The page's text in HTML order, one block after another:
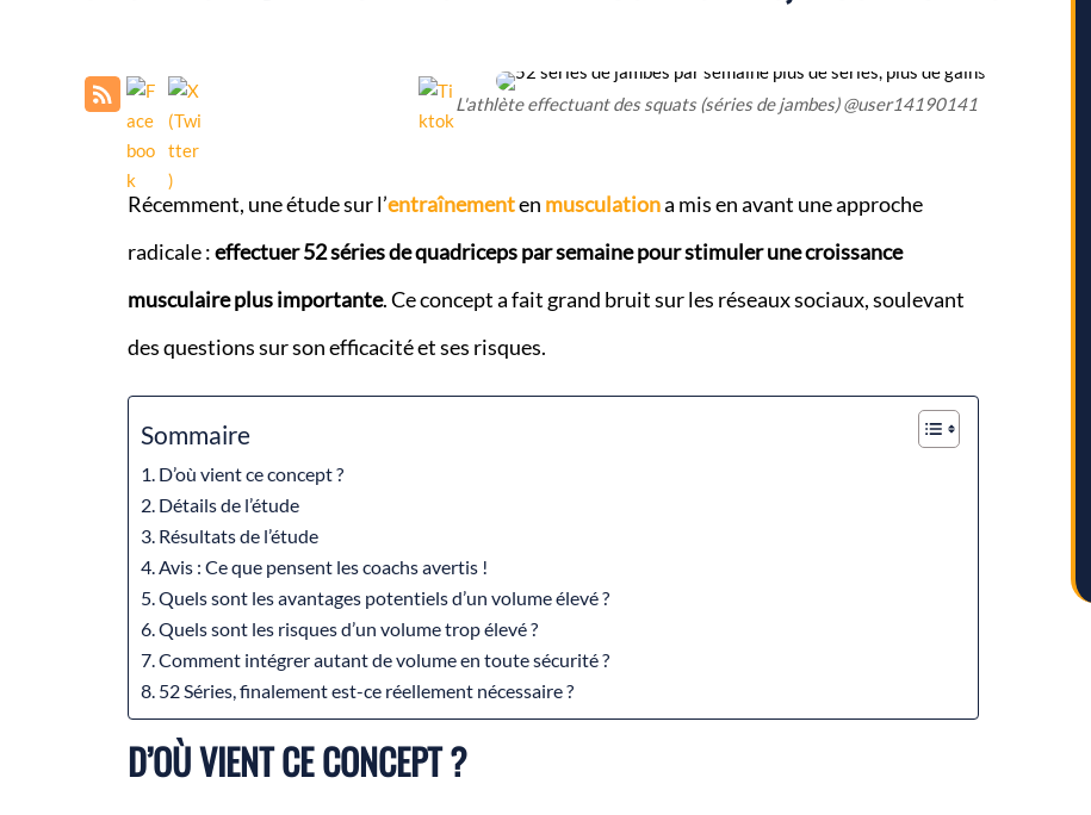
L'athlète effectuant des squats (séries de jambes) @user14190141
Récemment, une étude sur l’entraînementen musculationa mis en avant une approche
radicale :effectuer 52 séries de quadriceps par semaine pour stimuler une croissance
musculaire plus importante. Ce concept a fait grand bruit sur les réseaux sociaux, soulevant
des questions sur son efficacité et ses risques.
Sommaire
D’où vient ce concept ?
Détails de l’étude
Résultats de l’étude
Avis : Ce que pensent les coachs avertis !
Quels sont les avantages potentiels d’un volume élevé ?
Quels sont les risques d’un volume trop élevé ?
Comment intégrer autant de volume en toute sécurité ?
52 Séries, finalement est-ce réellement nécessaire ?
D’OÙ VIENT CE CONCEPT ?